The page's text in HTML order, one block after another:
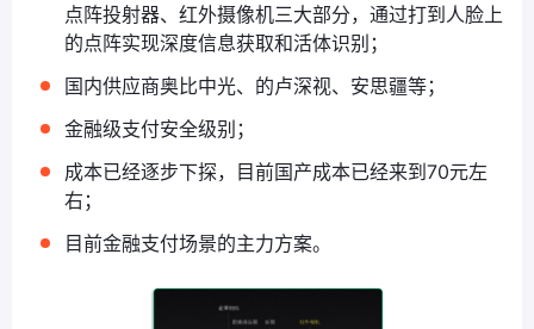
点阵投射器、红外摄像机三大部分，通过打到人脸上
的点阵实现深度信息获取和活体识别；
国内供应商奥比中光、的卢深视、安思疆等；
金融级支付安全级别；
成本已经逐步下探，目前国产成本已经来到70元左
右；
目前金融支付场景的主力方案。